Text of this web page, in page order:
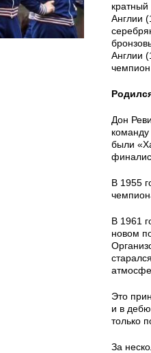
Англии
Англии
Дон
были
В 1955
В 1961
новом
Это
и в
только
За